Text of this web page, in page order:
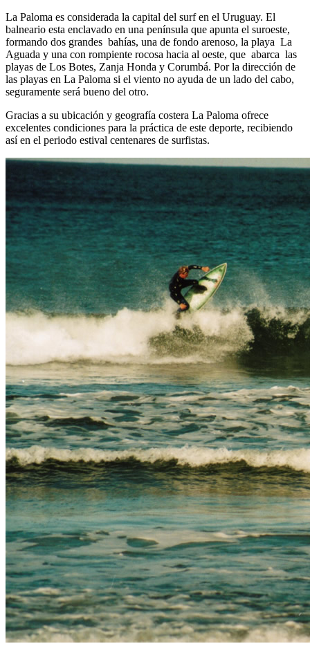
La Paloma es considerada la capital del surf en el Uruguay. El
balneario esta enclavado en una península que apunta el suroeste,
formando dos grandes bahías, una de fondo arenoso, la playa La
Aguada y una con rompiente rocosa hacia al oeste, que abarca las
playas de Los Botes, Zanja Honda y Corumbá. Por la dirección de
las playas en La Paloma si el viento no ayuda de un lado del cabo,
seguramente será bueno del otro.
Gracias a su ubicación y geografía costera La Paloma ofrece
excelentes condiciones para la práctica de este deporte, recibiendo
así en el periodo estival centenares de surfistas.